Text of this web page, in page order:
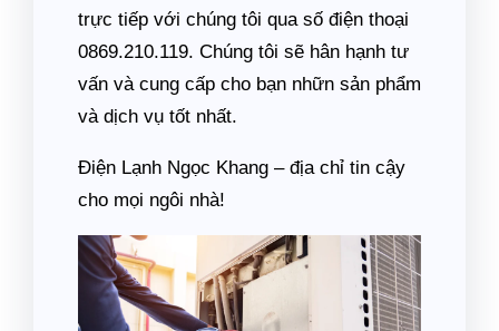
trực tiếp với chúng tôi qua số điện thoại
0869.210.119. Chúng tôi sẽ hân hạnh tư
vấn và cung cấp cho bạn nhữn sản phẩm
và dịch vụ tốt nhất.
Điện Lạnh Ngọc Khang – địa chỉ tin cậy
cho mọi ngôi nhà!